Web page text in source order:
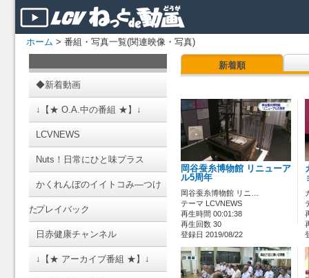
ホーム > 番組・写真一覧(関連映像・写真)
◆新着動画
↓【★ O.A.中の番組 ★】↓
LCVNEWS
Nuts！日常にひと味プラス
かくれんぼのイイトコみ―つけ
たプレイバック
日赤健康チャンネル
↓【★ アーカイブ番組 ★】↓
新着順
岡谷蚕糸博物館 リニューア
ル5周年
岡谷蚕糸博物館 リニ…
テーマ LCVNEWS
再生時間 00:01:38
再生回数 30
登録日 2019/08/22